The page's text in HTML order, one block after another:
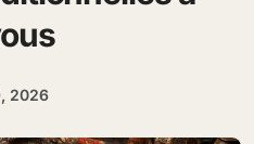
2026